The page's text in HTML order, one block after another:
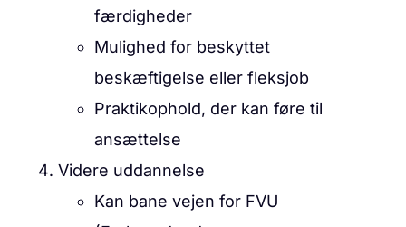
færdigheder
Mulighed for beskyttet
beskæftigelse eller fleksjob
Praktikophold, der kan føre til
ansættelse
Videre uddannelse
Kan bane vejen for FVU